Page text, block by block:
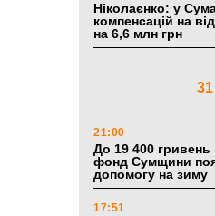
Ніколаєнко: у
компенсацій на
на 6,6 млн грн
21:00
До 19 400 гривень
фонд Сумщини
допомогу на зиму
17:51